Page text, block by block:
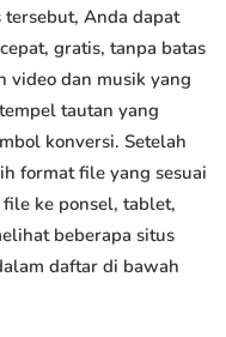
Anda dapat
gratis, tanpa batas
video dan musik yang
tautan yang
konversi. Setelah
format file yang sesuai
ke ponsel, tablet,
beberapa situs
daftar di bawah